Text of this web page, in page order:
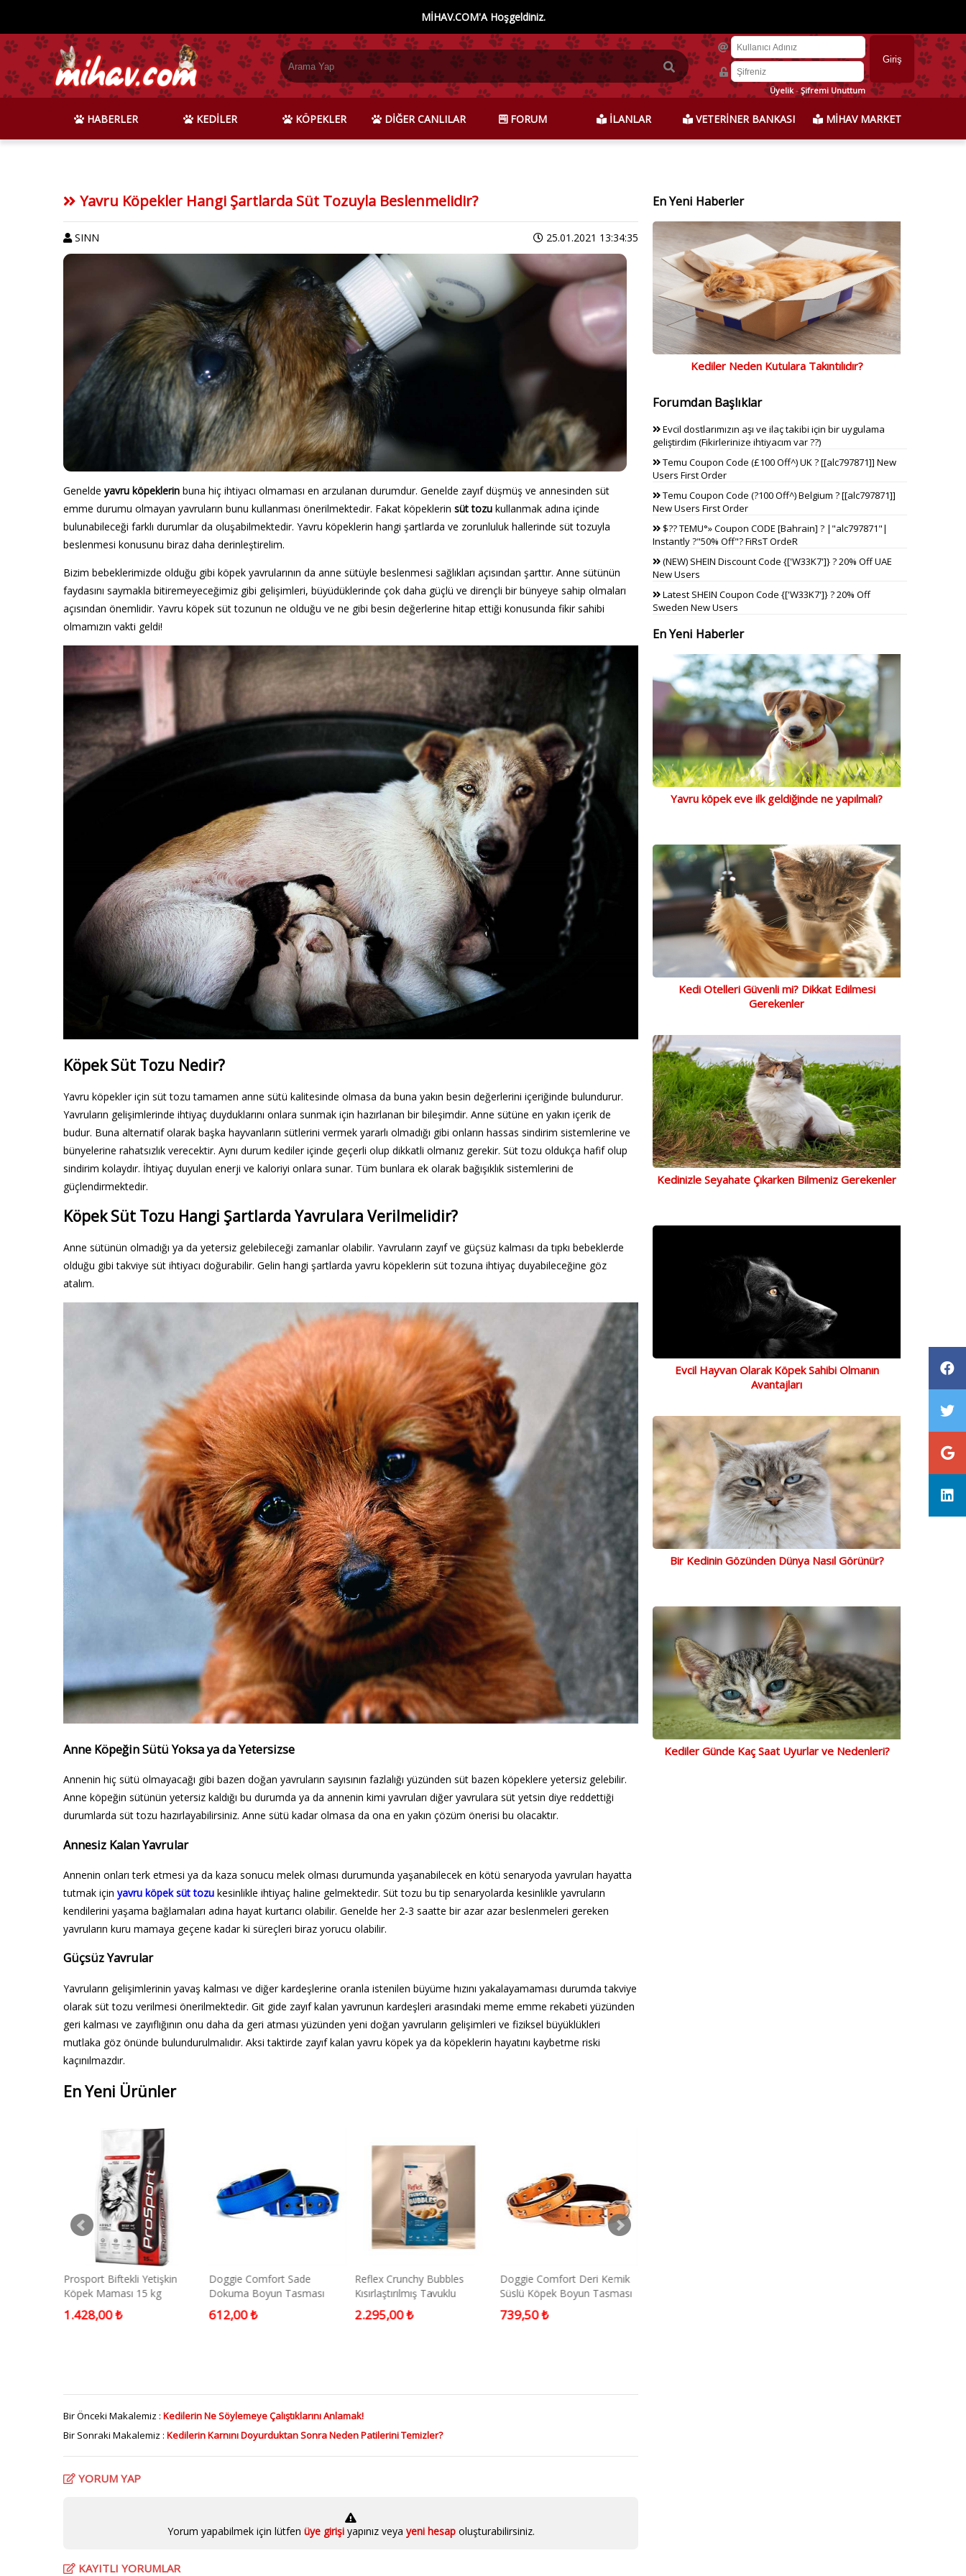
MİHAV.COM'A Hoşgeldiniz.
Üyelik-Şifremi Unuttum
HABERLER KEDİLER KÖPEKLER DİĞER CANLILAR FORUM İLANLAR VETERİNER BANKASI MİHAV MARKET
Yavru Köpekler Hangi Şartlarda Süt Tozuyla Beslenmelidir?
SINN 25.01.2021 13:34:35
Genelde yavru köpeklerin buna hiç ihtiyacı olmaması en arzulanan durumdur. Genelde zayıf düşmüş ve annesinden süt
emme durumu olmayan yavruların bunu kullanması önerilmektedir. Fakat köpeklerin süt tozu kullanmak adına içinde
bulunabileceği farklı durumlar da oluşabilmektedir. Yavru köpeklerin hangi şartlarda ve zorunluluk hallerinde süt tozuyla
beslenmesi konusunu biraz daha derinleştirelim.
Bizim bebeklerimizde olduğu gibi köpek yavrularının da anne sütüyle beslenmesi sağlıkları açısından şarttır. Anne sütünün
faydasını saymakla bitiremeyeceğimiz gibi gelişimleri, büyüdüklerinde çok daha güçlü ve dirençli bir bünyeye sahip olmaları
açısından önemlidir. Yavru köpek süt tozunun ne olduğu ve ne gibi besin değerlerine hitap ettiği konusunda fikir sahibi
olmamızın vakti geldi!
Köpek Süt Tozu Nedir?
Yavru köpekler için süt tozu tamamen anne sütü kalitesinde olmasa da buna yakın besin değerlerini içeriğinde bulundurur.
Yavruların gelişimlerinde ihtiyaç duyduklarını onlara sunmak için hazırlanan bir bileşimdir. Anne sütüne en yakın içerik de
budur. Buna alternatif olarak başka hayvanların sütlerini vermek yararlı olmadığı gibi onların hassas sindirim sistemlerine ve
bünyelerine rahatsızlık verecektir. Aynı durum kediler içinde geçerli olup dikkatli olmanız gerekir. Süt tozu oldukça hafif olup
sindirim kolaydır. İhtiyaç duyulan enerji ve kaloriyi onlara sunar. Tüm bunlara ek olarak bağışıklık sistemlerini de
güçlendirmektedir.
Köpek Süt Tozu Hangi Şartlarda Yavrulara Verilmelidir?
Anne sütünün olmadığı ya da yetersiz gelebileceği zamanlar olabilir. Yavruların zayıf ve güçsüz kalması da tıpkı bebeklerde
olduğu gibi takviye süt ihtiyacı doğurabilir. Gelin hangi şartlarda yavru köpeklerin süt tozuna ihtiyaç duyabileceğine göz
atalım.
Anne Köpeğin Sütü Yoksa ya da Yetersizse
Annenin hiç sütü olmayacağı gibi bazen doğan yavruların sayısının fazlalığı yüzünden süt bazen köpeklere yetersiz gelebilir.
Anne köpeğin sütünün yetersiz kaldığı bu durumda ya da annenin kimi yavruları diğer yavrulara süt yetsin diye reddettiği
durumlarda süt tozu hazırlayabilirsiniz. Anne sütü kadar olmasa da ona en yakın çözüm önerisi bu olacaktır.
Annesiz Kalan Yavrular
Annenin onları terk etmesi ya da kaza sonucu melek olması durumunda yaşanabilecek en kötü senaryoda yavruları hayatta
tutmak için yavru köpek süt tozu kesinlikle ihtiyaç haline gelmektedir. Süt tozu bu tip senaryolarda kesinlikle yavruların
kendilerini yaşama bağlamaları adına hayat kurtarıcı olabilir. Genelde her 2-3 saatte bir azar azar beslenmeleri gereken
yavruların kuru mamaya geçene kadar ki süreçleri biraz yorucu olabilir.
Güçsüz Yavrular
Yavruların gelişimlerinin yavaş kalması ve diğer kardeşlerine oranla istenilen büyüme hızını yakalayamaması durumda takviye
olarak süt tozu verilmesi önerilmektedir. Git gide zayıf kalan yavrunun kardeşleri arasındaki meme emme rekabeti yüzünden
geri kalması ve zayıflığının onu daha da geri atması yüzünden yeni doğan yavruların gelişimleri ve fiziksel büyüklükleri
mutlaka göz önünde bulundurulmalıdır. Aksi taktirde zayıf kalan yavru köpek ya da köpeklerin hayatını kaybetme riski
kaçınılmazdır.
En Yeni Ürünler
Prosport Biftekli Yetişkin
Köpek Maması 15 kg
1.428,00 ₺
Doggie Comfort Sade
Dokuma Boyun Tasması
2x35-40cm Mavi Medium
612,00 ₺
Reflex Crunchy Bubbles
Kısırlaştırılmış Tavuklu
Yetişkin Kedi Maması 10 kg
2.295,00 ₺
Doggie Comfort Deri Kemik
Süslü Köpek Boyun Tasması
Medium Camel
739,50 ₺
Bir Önceki Makalemiz : Kedilerin Ne Söylemeye Çalıştıklarını Anlamak!
Bir Sonraki Makalemiz : Kedilerin Karnını Doyurduktan Sonra Neden Patilerini Temizler?
YORUM YAP
Yorum yapabilmek için lütfen üye girişi yapınız veya yeni hesapoluşturabilirsiniz.
KAYITLI YORUMLAR
En Yeni Haberler
Kediler Neden Kutulara Takıntılıdır?
Forumdan Başlıklar
Evcil dostlarımızın aşı ve ilaç takibi için bir uygulama
geliştirdim (Fikirlerinize ihtiyacım var ??)
Temu Coupon Code (£100 Off^) UK ? [[alc797871]] New
Users First Order
Temu Coupon Code (?100 Off^) Belgium ? [[alc797871]]
New Users First Order
$?? TEMU°» Coupon CODE [Bahrain] ? |"alc797871"|
Instantly ?"50% Off"? FiRsT OrdeR
(NEW) SHEIN Discount Code {['W33K7']} ? 20% Off UAE
New Users
Latest SHEIN Coupon Code {['W33K7']} ? 20% Off
Sweden New Users
En Yeni Haberler
Yavru köpek eve ilk geldiğinde ne yapılmalı?
Kedi Otelleri Güvenli mi? Dikkat Edilmesi
Gerekenler
Kedinizle Seyahate Çıkarken Bilmeniz Gerekenler
Evcil Hayvan Olarak Köpek Sahibi Olmanın
Avantajları
Bir Kedinin Gözünden Dünya Nasıl Görünür?
Kediler Günde Kaç Saat Uyurlar ve Nedenleri?